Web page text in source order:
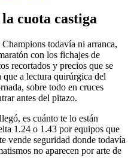
cuota castiga
todavía ni arranca,
con los fichajes de
recortados y precios que se
que a lectura quirúrgica del
sobre todo en cruces
antes del pitazo.
es cuánto te lo están
1.24 o 1.43 por equipos que
vende seguridad donde todavía
no aparecen por arte de